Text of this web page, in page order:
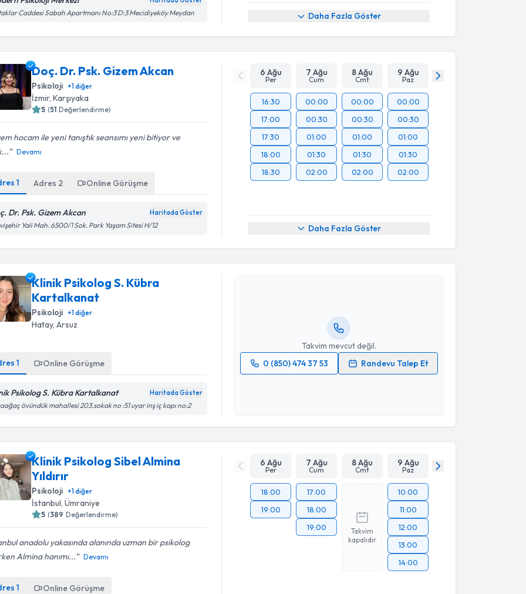
Caddesi Sabah Apartmanı No:3 D:3 Mecidiyeköy Meydan Daha Fazla Göster
Doç. Dr. Psk. Gizem Akcan
Psikoloji +1diğer
İzmir,Karşıyaka
5 (51 Değerlendirme)
hocam ile yeni tanıştık seansımı yeni bitiyor ve
Devamı
1 Adres 2 Online Görüşme
Dr. Psk. Gizem Akcan Haritada Göster
Yali Mah. 6500/1 Sok. Park Yaşam Sitesi H/12
6 Ağu
Per
7 Ağu
Cum
8 Ağu
Cmt
9 Ağu
Paz
16:30
17:00
17:30
18:00
18:30
00:00
00:30
01:00
01:30
02:00
00:00
00:30
01:00
01:30
02:00
00:00
00:30
01:00
01:30
02:00
Daha Fazla Göster
Klinik Psikolog S. Kübra
Kartalkanat
Psikoloji +1diğer
Hatay,Arsuz
1 Online Görüşme
Psikolog S. Kübra Kartalkanat Haritada Göster
övündük mahallesi 203.sokak no :51 uyar inş iç kapı no:2
Takvim mevcut değil.
0 (850) 474 37 53
Randevu Talep Et
Randevu Takvimi Talebi
Klinik Psikolog S. Kübra Kartalkanat
Takvim Talebini Gönder
Klinik Psikolog Sibel Almina
Yıldırır
Psikoloji +1diğer
İstanbul,Ümraniye
5 (389 Değerlendirme)
anadolu yakasında alanında uzman bir psikolog
Almina hanımı...
Devamı
1 Online Görüşme
6 Ağu
Per
7 Ağu
Cum
8 Ağu
Cmt
9 Ağu
Paz
18:00
19:00
17:00
18:00
19:00
Takvim
kapalıdır
10:00
11:00
12:00
13:00
14:00